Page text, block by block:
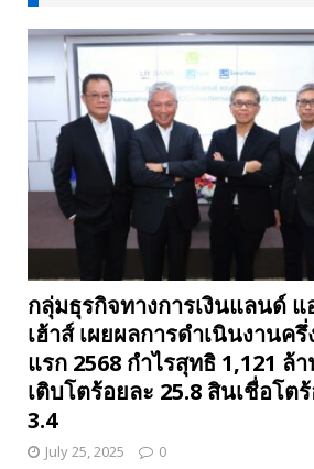
กลุ่มธุรกิจทางการเงินแลนด์
เฮ้าส์ เผยผลการดำเนินงานครึ่
แรก 2568 กำไรสุทธิ 1,121 ล้
เติบโตร้อยละ 25.8 สินเชื่อโต
3.4
July 25, 2025 0